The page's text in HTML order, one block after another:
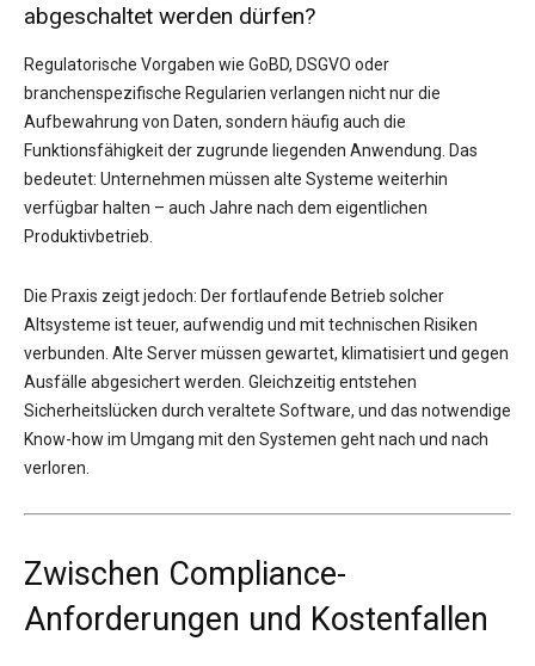
abgeschaltet werden dürfen?
Regulatorische Vorgaben wie GoBD, DSGVO oder
branchenspezifische Regularien verlangen nicht nur die
Aufbewahrung von Daten, sondern häufig auch die
Funktionsfähigkeit der zugrunde liegenden Anwendung. Das
bedeutet: Unternehmen müssen alte Systeme weiterhin
verfügbar halten – auch Jahre nach dem eigentlichen
Produktivbetrieb.
Die Praxis zeigt jedoch: Der fortlaufende Betrieb solcher
Altsysteme ist teuer, aufwendig und mit technischen Risiken
verbunden. Alte Server müssen gewartet, klimatisiert und gegen
Ausfälle abgesichert werden. Gleichzeitig entstehen
Sicherheitslücken durch veraltete Software, und das notwendige
Know-how im Umgang mit den Systemen geht nach und nach
verloren.
Zwischen Compliance-
Anforderungen und Kostenfallen